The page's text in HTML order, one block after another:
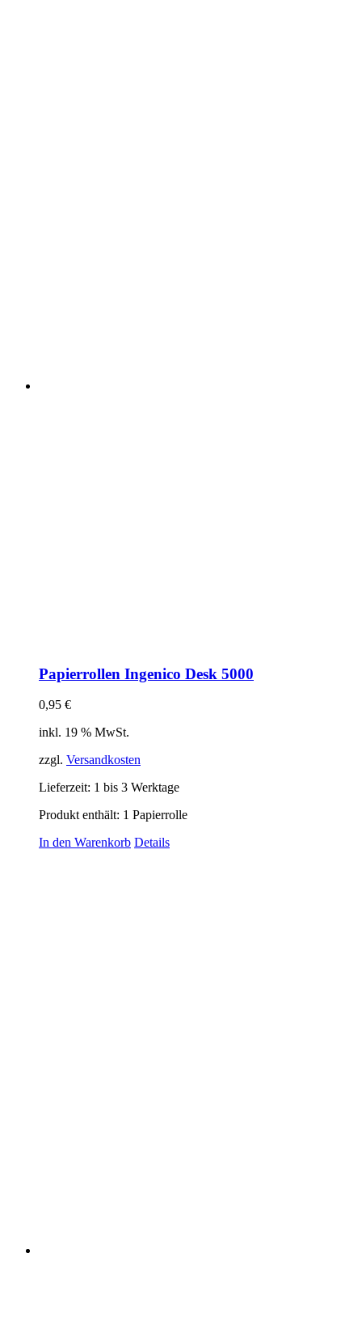
Papierrollen Ingenico Desk 5000
0,95 €
inkl. 19 % MwSt.
zzgl. Versandkosten
Lieferzeit: 1 bis 3 Werktage
Produkt enthält: 1 Papierrolle
In den Warenkorb Details